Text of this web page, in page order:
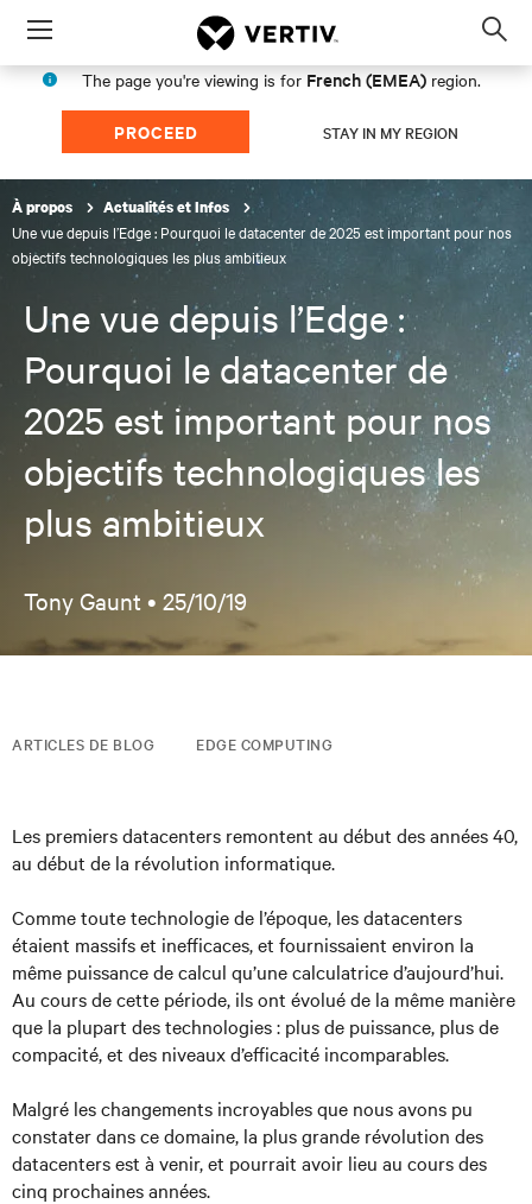
Menu
The page you're viewing is for French (EMEA) region.
PROCEED STAY IN MY REGION
À propos Actualités et Infos
Une vue depuis l’Edge : Pourquoi le datacenter de 2025 est important pour nos
objectifs technologiques les plus ambitieux
Une vue depuis l’Edge :
Pourquoi le datacenter de
2025 est important pour nos
objectifs technologiques les
plus ambitieux
Tony Gaunt • 25/10/19
ARTICLES DE BLOG EDGE COMPUTING
Les premiers datacenters remontent au début des années 40,
au début de la révolution informatique.
Comme toute technologie de l’époque, les datacenters
étaient massifs et inefficaces, et fournissaient environ la
même puissance de calcul qu’une calculatrice d’aujourd’hui.
Au cours de cette période, ils ont évolué de la même manière
que la plupart des technologies : plus de puissance, plus de
compacité, et des niveaux d’efficacité incomparables.
Malgré les changements incroyables que nous avons pu
constater dans ce domaine, la plus grande révolution des
datacenters est à venir, et pourrait avoir lieu au cours des
cinq prochaines années.